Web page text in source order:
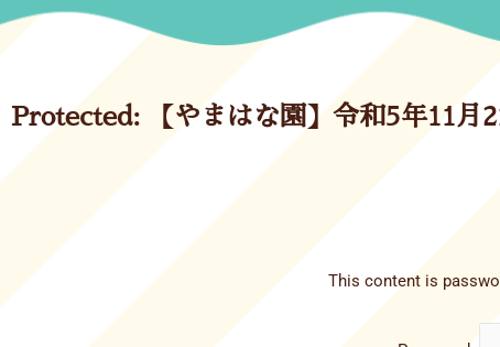
Protected: 【やまはな園】令和5年11月
This content is